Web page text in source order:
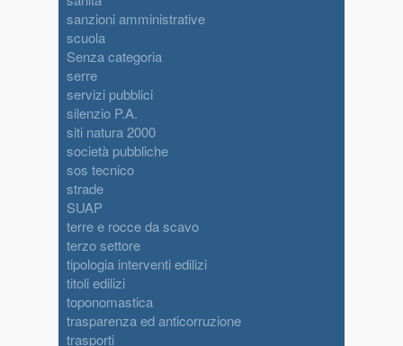
sanzioni amministrative
scuola
Senza categoria
serre
servizi pubblici
silenzio P.A.
siti natura 2000
società pubbliche
sos tecnico
strade
SUAP
terre e rocce da scavo
terzo settore
tipologia interventi edilizi
titoli edilizi
toponomastica
trasparenza ed anticorruzione
trasporti